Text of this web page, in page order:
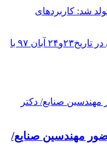
شد: کاربردهای
کنفرانس بین المللی کیفیت در دبی در تاریخ۲۳و۲۴ آبان ۹۷ با
مهندسین صنایع/